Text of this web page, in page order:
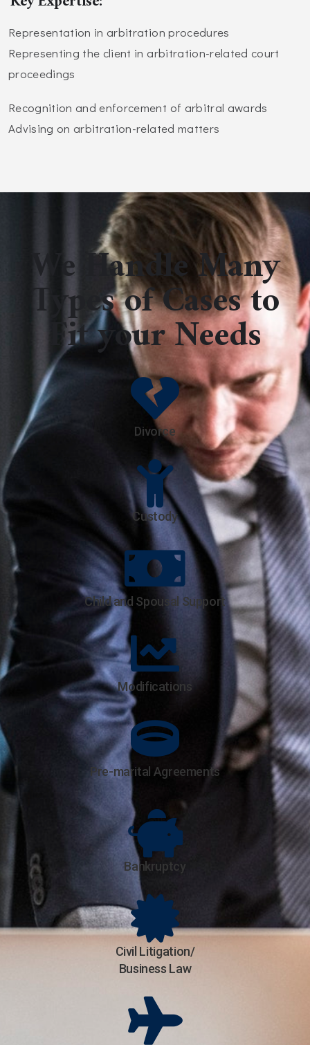
Representation in arbitration procedures
Representing the client in arbitration-related court
proceedings
Recognition and enforcement of arbitral awards
Advising on arbitration-related matters
We Handle Many
Types of Cases to
Fit your Needs
Divorce
Custody
Child and Spousal Support
Modifications
Pre-marital Agreements
Bankruptcy
Civil Litigation/
Business Law